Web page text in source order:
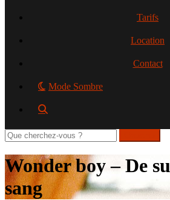
Tarifs
Location
Contact
Mode Sombre
Rechercher
sur
le
site
Wonder boy – De
sang